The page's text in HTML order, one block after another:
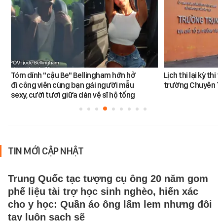
Tóm dính "cậu Be" Bellingham hớn hở
đi công viên cùng bạn gái người mẫu
sexy, cười tươi giữa dàn vệ sĩ hộ tống
Lịch thi lại kỳ thi
trường Chuyên
TIN MỚI CẬP NHẬT
Trung Quốc tạc tượng cụ ông 20 năm gom
phế liệu tài trợ học sinh nghèo, hiến xác
cho y học: Quần áo ông lấm lem nhưng đôi
tay luôn sạch sẽ